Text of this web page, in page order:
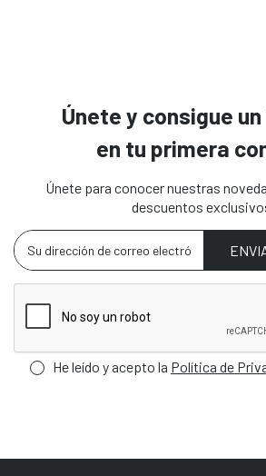
Únete y consigue un
en tu primera
Únete para conocer nuestras
descuentos
He leído y acepto la Política de